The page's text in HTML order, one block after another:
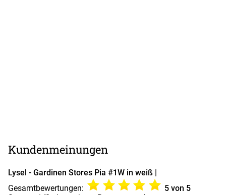
Kundenmeinungen
Lysel - Gardinen Stores Pia #1W in weiß |
Gesamtbewertungen:
5von 5